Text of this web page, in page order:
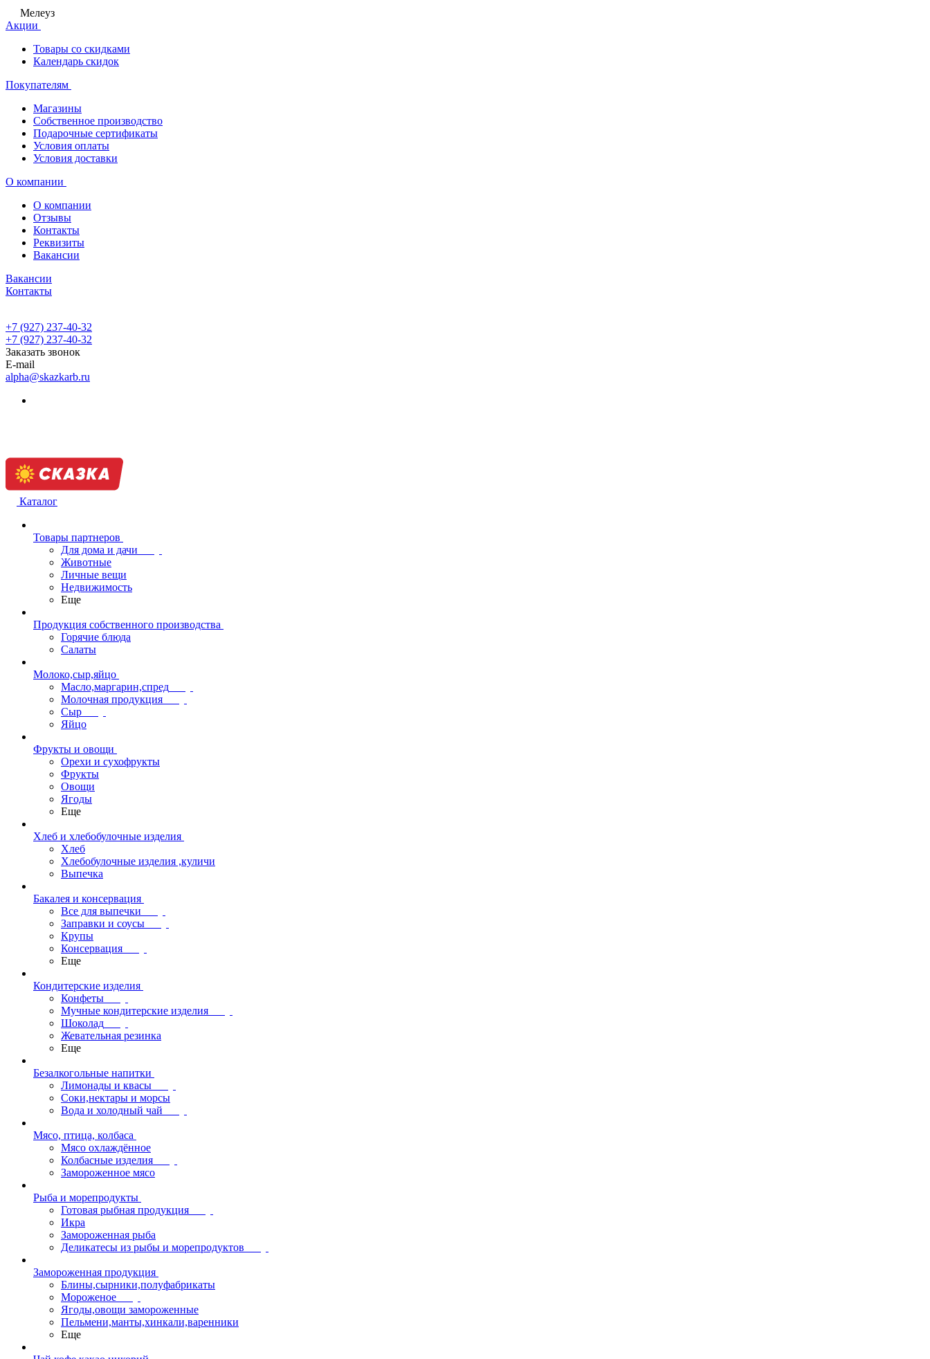
Мелеуз
Акции
Товары со скидками
Календарь скидок
Покупателям
Магазины
Собственное производство
Подарочные сертификаты
Условия оплаты
Условия доставки
О компании
О компании
Отзывы
Контакты
Реквизиты
Вакансии
Вакансии
Контакты
+7 (927) 237-40-32
+7 (927) 237-40-32
Заказать звонок
E-mail
alpha@skazkarb.ru
Каталог
Товары партнеров
Для дома и дачи
Животные
Личные вещи
Недвижимость
Еще
Продукция собственного производства
Горячие блюда
Салаты
Молоко,сыр,яйцо
Масло,маргарин,спред
Молочная продукция
Сыр
Яйцо
Фрукты и овощи
Орехи и сухофрукты
Фрукты
Овощи
Ягоды
Еще
Хлеб и хлебобулочные изделия
Хлеб
Хлебобулочные изделия ,куличи
Выпечка
Бакалея и консервация
Все для выпечки
Заправки и соусы
Крупы
Консервация
Еще
Кондитерские изделия
Конфеты
Мучные кондитерские изделия
Шоколад
Жевательная резинка
Еще
Безалкогольные напитки
Лимонады и квасы
Соки,нектары и морсы
Вода и холодный чай
Мясо, птица, колбаса
Мясо охлаждённое
Колбасные изделия
Замороженное мясо
Рыба и морепродукты
Готовая рыбная продукция
Икра
Замороженная рыба
Деликатесы из рыбы и морепродуктов
Замороженная продукция
Блины,сырники,полуфабрикаты
Мороженое
Ягоды,овощи замороженные
Пельмени,манты,хинкали,варенники
Еще